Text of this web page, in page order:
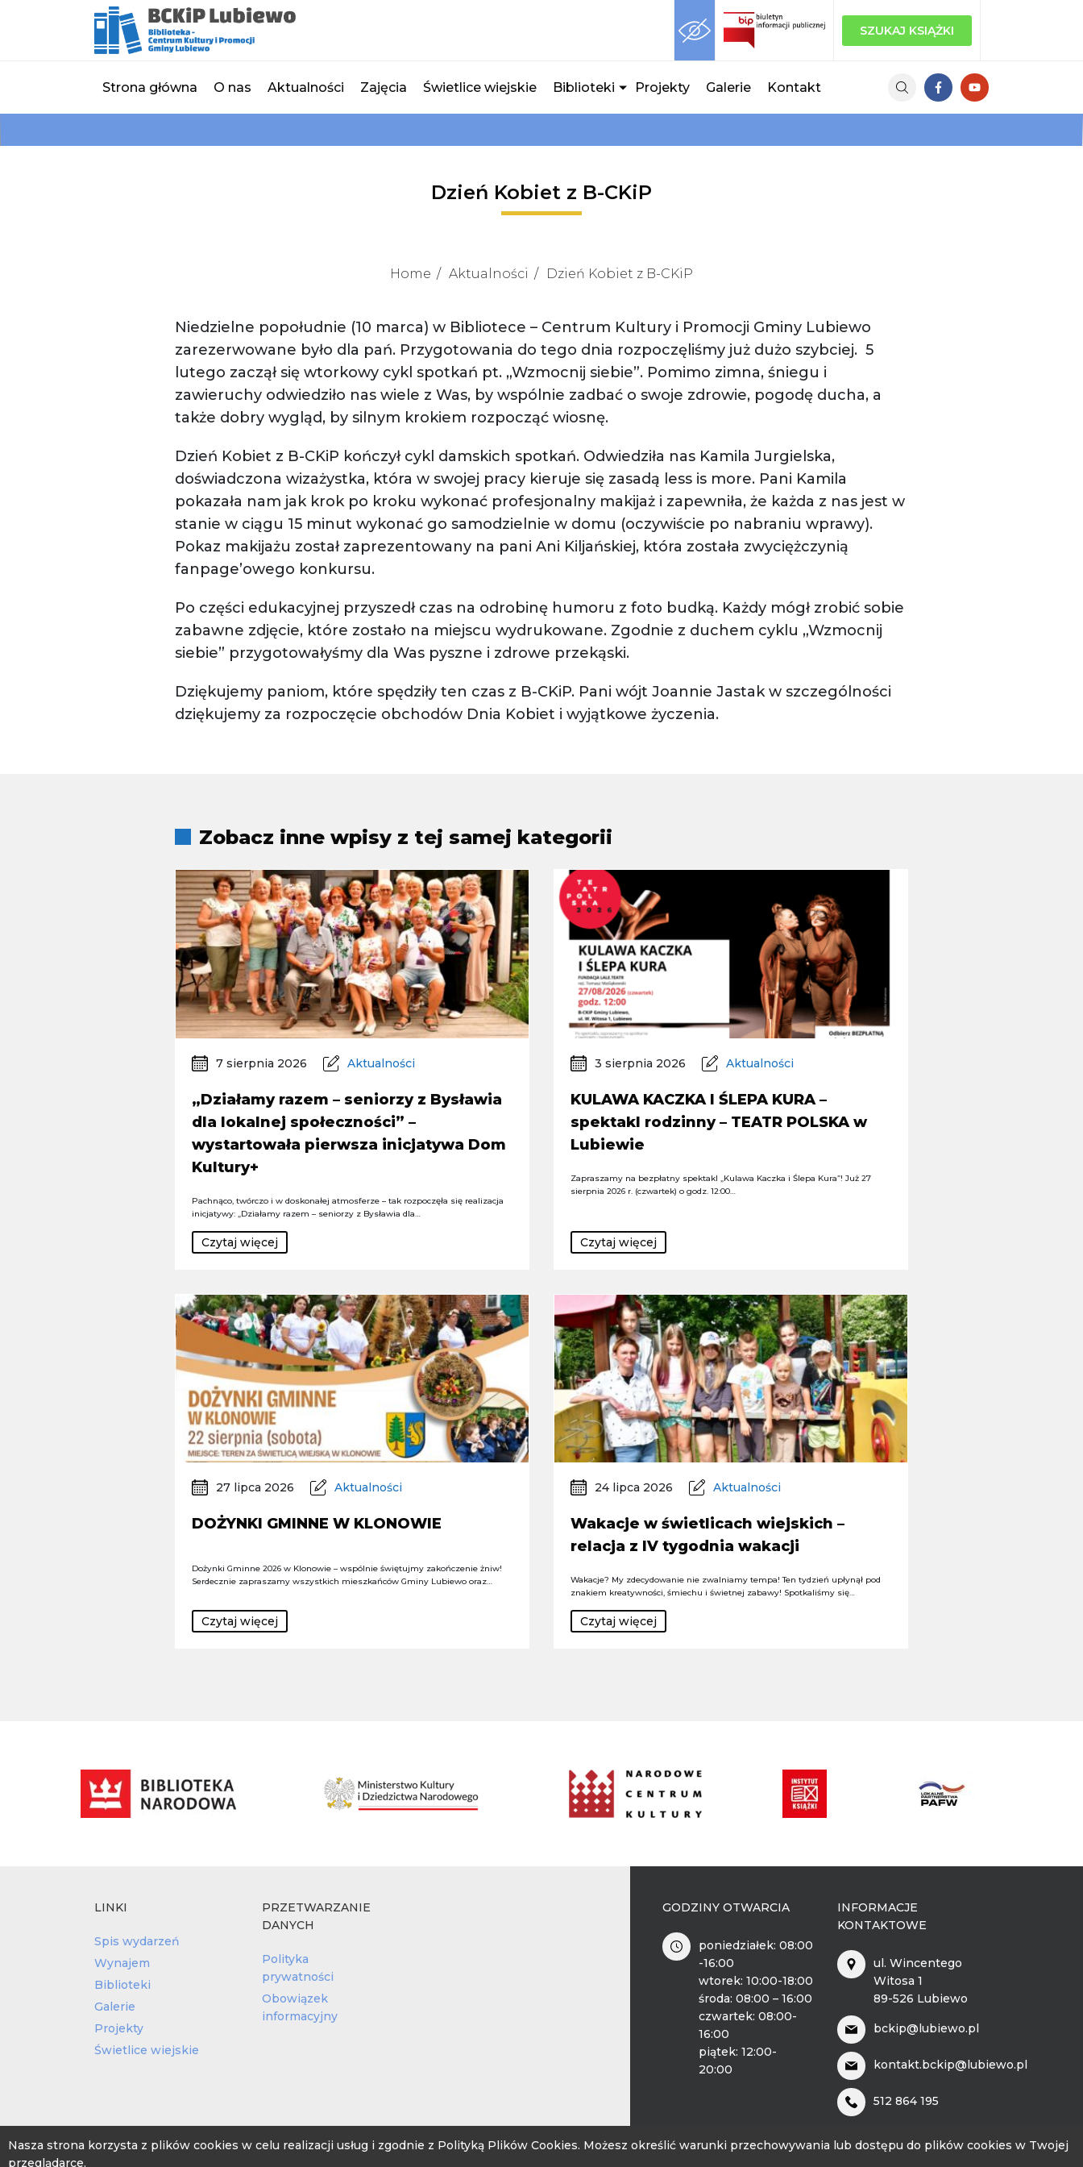
SZUKAJ KSIĄŻKI
Strona główna O nas Aktualności Zajęcia Świetlice wiejskie Biblioteki Projekty Galerie Kontakt
Dzień Kobiet z B-CKiP
Home Aktualności Dzień Kobiet z B-CKiP
Niedzielne popołudnie (10 marca) w Bibliotece – Centrum Kultury i Promocji Gminy Lubiewo
zarezerwowane było dla pań. Przygotowania do tego dnia rozpoczęliśmy już dużo szybciej. 5
lutego zaczął się wtorkowy cykl spotkań pt. „Wzmocnij siebie”. Pomimo zimna, śniegu i
zawieruchy odwiedziło nas wiele z Was, by wspólnie zadbać o swoje zdrowie, pogodę ducha, a
także dobry wygląd, by silnym krokiem rozpocząć wiosnę.
Dzień Kobiet z B-CKiP kończył cykl damskich spotkań. Odwiedziła nas Kamila Jurgielska,
doświadczona wizażystka, która w swojej pracy kieruje się zasadą less is more. Pani Kamila
pokazała nam jak krok po kroku wykonać profesjonalny makijaż i zapewniła, że każda z nas jest w
stanie w ciągu 15 minut wykonać go samodzielnie w domu (oczywiście po nabraniu wprawy).
Pokaz makijażu został zaprezentowany na pani Ani Kiljańskiej, która została zwyciężczynią
fanpage’owego konkursu.
Po części edukacyjnej przyszedł czas na odrobinę humoru z foto budką. Każdy mógł zrobić sobie
zabawne zdjęcie, które zostało na miejscu wydrukowane. Zgodnie z duchem cyklu „Wzmocnij
siebie” przygotowałyśmy dla Was pyszne i zdrowe przekąski.
Dziękujemy paniom, które spędziły ten czas z B-CKiP. Pani wójt Joannie Jastak w szczególności
dziękujemy za rozpoczęcie obchodów Dnia Kobiet i wyjątkowe życzenia.
Zobacz inne wpisy z tej samej kategorii
7 sierpnia 2026 Aktualności
„Działamy razem – seniorzy z Bysławia
dla lokalnej społeczności” –
wystartowała pierwsza inicjatywa Dom
Kultury+
Pachnąco, twórczo i w doskonałej atmosferze – tak rozpoczęła się realizacja
inicjatywy: „Działamy razem – seniorzy z Bysławia dla…
Czytaj więcej
3 sierpnia 2026 Aktualności
KULAWA KACZKA I ŚLEPA KURA –
spektakl rodzinny – TEATR POLSKA w
Lubiewie
Zapraszamy na bezpłatny spektakl „Kulawa Kaczka i Ślepa Kura”! Już 27
sierpnia 2026 r. (czwartek) o godz. 12:00…
Czytaj więcej
27 lipca 2026 Aktualności
DOŻYNKI GMINNE W KLONOWIE
Dożynki Gminne 2026 w Klonowie – wspólnie świętujmy zakończenie żniw!
Serdecznie zapraszamy wszystkich mieszkańców Gminy Lubiewo oraz…
Czytaj więcej
24 lipca 2026 Aktualności
Wakacje w świetlicach wiejskich –
relacja z IV tygodnia wakacji
Wakacje? My zdecydowanie nie zwalniamy tempa! Ten tydzień upłynął pod
znakiem kreatywności, śmiechu i świetnej zabawy! Spotkaliśmy się…
Czytaj więcej
LINKI
Spis wydarzeń
Wynajem
Biblioteki
Galerie
Projekty
Świetlice wiejskie
PRZETWARZANIE
DANYCH
Polityka
prywatności
Obowiązek
informacyjny
GODZINY OTWARCIA
poniedziałek: 08:00
-16:00
wtorek: 10:00-18:00
środa: 08:00 – 16:00
czwartek: 08:00-
16:00
piątek: 12:00-
20:00
INFORMACJE
KONTAKTOWE
ul. Wincentego
Witosa 1
89-526 Lubiewo
bckip@lubiewo.pl
kontakt.bckip@lubiewo.pl
512 864 195
Nasza strona korzysta z plików cookies w celu realizacji usług i zgodnie z Polityką Plików Cookies. Możesz określić warunki przechowywania lub dostępu do plików cookies w Twojej
przeglądarce.